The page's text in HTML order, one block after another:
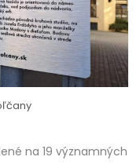
na 19 významných